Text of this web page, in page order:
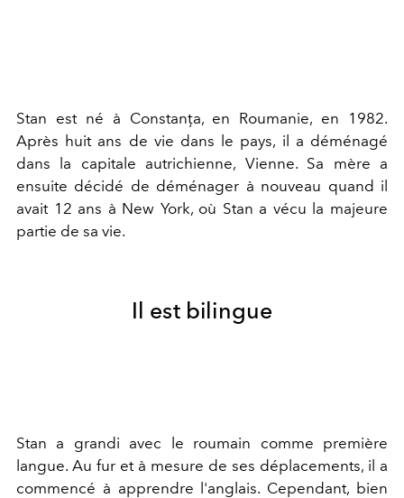
Stan est né à Constanța, en Roumanie, en 1982.
Après huit ans de vie dans le pays, il a déménagé
dans la capitale autrichienne, Vienne. Sa mère a
ensuite décidé de déménager à nouveau quand il
avait 12 ans à New York, où Stan a vécu la majeure
partie de sa vie.
Il est bilingue
Stan a grandi avec le roumain comme première
langue. Au fur et à mesure de ses déplacements, il a
commencé à apprendre l'anglais. Cependant, bien